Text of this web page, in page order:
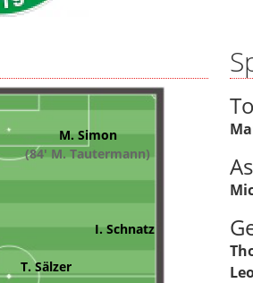
M. Simon
(84' M. Tautermann)
I. Schnatz
T. Sälzer